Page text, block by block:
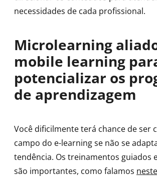
necessidades de cada profissional.
Microlearning
mobile learning
potencializar os
de aprendizagem
Você dificilmente terá chance de ser
campo do e-learning se não se
tendência. Os treinamentos guiados
são importantes, como falamos